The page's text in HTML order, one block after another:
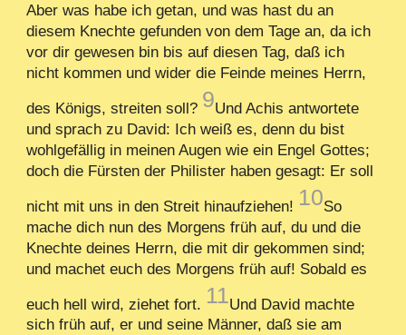
Aber was habe ich getan, und was hast du an
diesem Knechte gefunden von dem Tage an, da ich
vor dir gewesen bin bis auf diesen Tag, daß ich
nicht kommen und wider die Feinde meines Herrn,
des Königs, streiten soll? 9Und Achis antwortete
und sprach zu David: Ich weiß es, denn du bist
wohlgefällig in meinen Augen wie ein Engel Gottes;
doch die Fürsten der Philister haben gesagt: Er soll
nicht mit uns in den Streit hinaufziehen! 10So
mache dich nun des Morgens früh auf, du und die
Knechte deines Herrn, die mit dir gekommen sind;
und machet euch des Morgens früh auf! Sobald es
euch hell wird, ziehet fort. 11Und David machte
sich früh auf, er und seine Männer, daß sie am